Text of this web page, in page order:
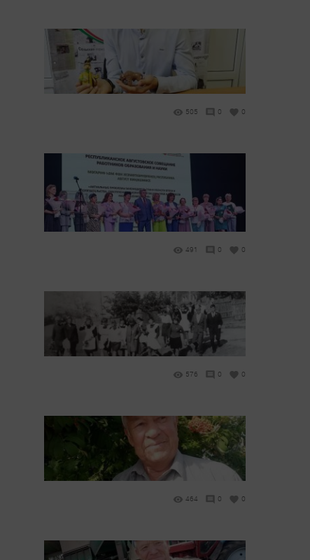
505 0 0
491 0 0
576 0 0
464 0 0